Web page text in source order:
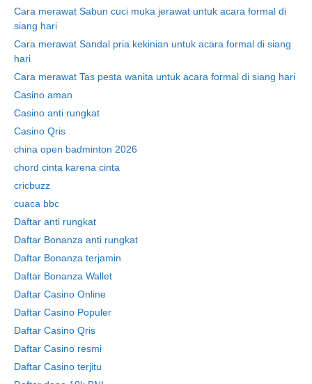
Cara merawat Sabun cuci muka jerawat untuk acara formal di
siang hari
Cara merawat Sandal pria kekinian untuk acara formal di siang
hari
Cara merawat Tas pesta wanita untuk acara formal di siang hari
Casino aman
Casino anti rungkat
Casino Qris
china open badminton 2026
chord cinta karena cinta
cricbuzz
cuaca bbc
Daftar anti rungkat
Daftar Bonanza anti rungkat
Daftar Bonanza terjamin
Daftar Bonanza Wallet
Daftar Casino Online
Daftar Casino Populer
Daftar Casino Qris
Daftar Casino resmi
Daftar Casino terjitu